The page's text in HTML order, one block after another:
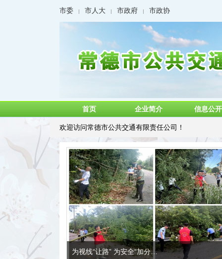
市委 | 市人大 | 市政府 | 市政协
首页 企业简介 信息公开
欢迎访问常德市公共交通有限责任公司！
为视线“让路” 为安全“加分…